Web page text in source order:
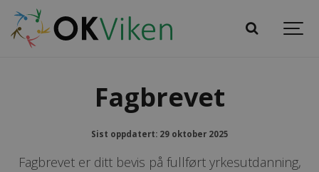
Fagbrevet
Sist oppdatert: 29 oktober 2025
Fagbrevet er ditt bevis på fullført yrkesutdanning,